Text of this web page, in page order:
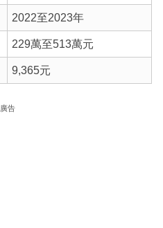
2022至2023年
229萬至513萬元
9,365元
廣告